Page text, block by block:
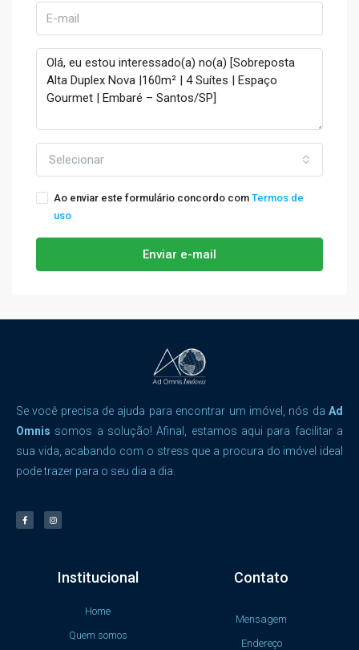
Selecionar
Ao enviar este formulário concordo com Termos de
uso
Enviar e-mail
Se você precisa de ajuda para encontrar um imóvel, nós da Ad
Omnis somos a solução! Afinal, estamos aqui para facilitar a
sua vida, acabando com o stress que a procura do imóvel ideal
pode trazer para o seu dia a dia.
Institucional
Home
Quem somos
Contato
Mensagem
Endereço